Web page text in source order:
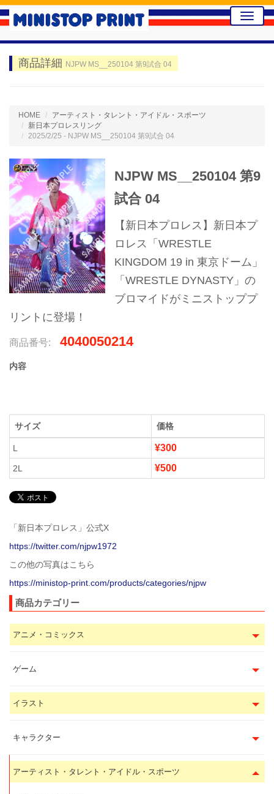
Toggle
商品詳細 NJPW MS__250104 第9試合 04
HOME
アーティスト・タレント・アイドル・スポーツ
新日本プロレスリング
2025/2/25 - NJPW MS__250104 第9試合 04
NJPW MS__250104 第9
試合 04
【新日本プロレス】新日本プ
ロレス「WRESTLE
KINGDOM 19 in 東京ドーム」
「WRESTLE DYNASTY」の
ブロマイドがミニストッププ
リントに登場！
商品番号: 4040050214
内容
サイズ 価格
L ¥300
2L ¥500
「新日本プロレス」公式X
https://twitter.com/njpw1972
この他の写真はこちら
https://ministop-print.com/products/categories/njpw
商品カテゴリー
アニメ・コミックス
ゲーム
イラスト
キャラクター
アーティスト・タレント・アイドル・スポーツ